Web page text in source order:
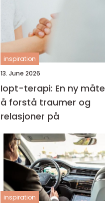
inspiration
13. June 2026
Iopt-terapi: En ny måte
å forstå traumer og
relasjoner på
inspiration